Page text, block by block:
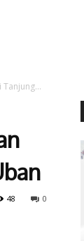
0
48